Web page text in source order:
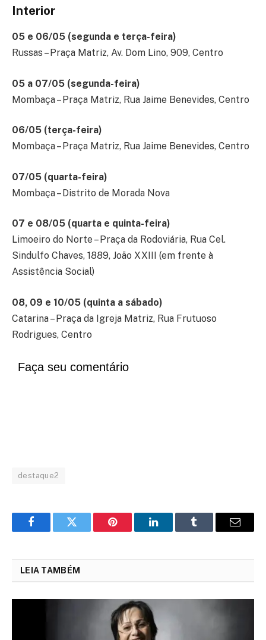
Interior
05 e 06/05 (segunda e terça-feira)
Russas – Praça Matriz, Av. Dom Lino, 909, Centro
05 a 07/05 (segunda-feira)
Mombaça – Praça Matriz, Rua Jaime Benevides, Centro
06/05 (terça-feira)
Mombaça – Praça Matriz, Rua Jaime Benevides, Centro
07/05 (quarta-feira)
Mombaça – Distrito de Morada Nova
07 e 08/05 (quarta e quinta-feira)
Limoeiro do Norte – Praça da Rodoviária, Rua Cel.
Sindulfo Chaves, 1889, João XXIII (em frente à
Assistência Social)
08, 09 e 10/05 (quinta a sábado)
Catarina – Praça da Igreja Matriz, Rua Frutuoso
Rodrigues, Centro
Faça seu comentário
destaque2
FacebookTwitter Pinterest LinkedInTumblr Email
LEIA TAMBÉM